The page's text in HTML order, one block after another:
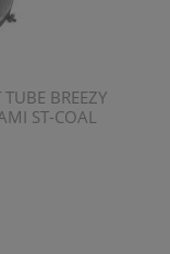
BREEZY
ST-COAL